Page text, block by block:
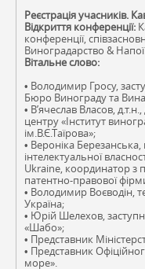
Реєстрація учасників.
Відкриття конференції:
конференції,
Виноградарство & Напої.
Вітальне слово:
• Володимир Гросу,
Бюро Винограду та
• В’ячеслав Власов,
центру «Інститут
ім.В.Є.Таїрова»;
• Вероніка Березанська,
інтелектуальної
Ukraine, координатор з
патентно-правової
• Володимир Воєводін,
Україна;
• Юрій Шелехов,
«Шабо»;
• Представник
• Представник
море».